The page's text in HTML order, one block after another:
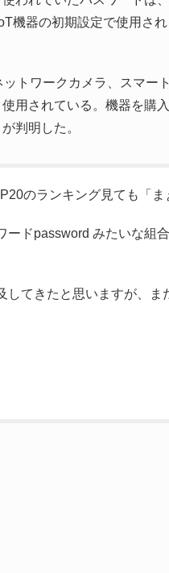
機器の初期設定で使用さ
ットワークカメラ、スマー
用されている。機器を購
判明した。
のランキング見ても「ま
ードpassword みたいな組
してきたと思いますが、ま